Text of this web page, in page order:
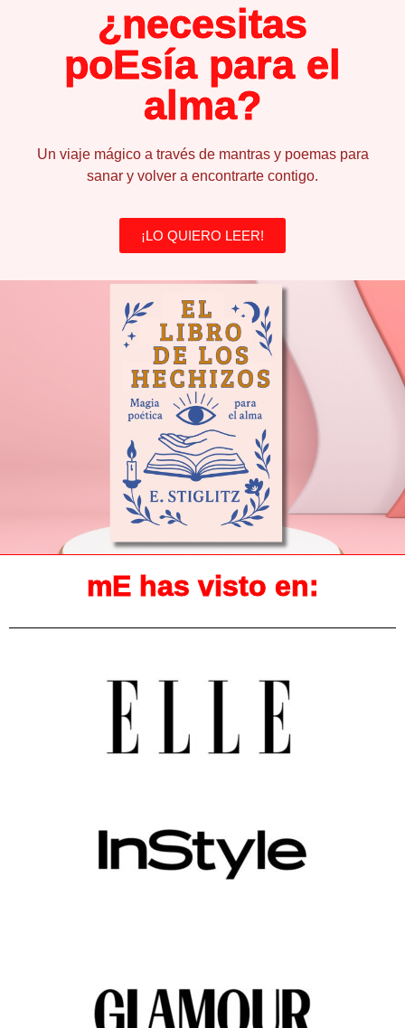
¿necesitas
poEsía para el
alma?
Un viaje mágico a través de mantras y poemas para
sanar y volver a encontrarte contigo.
¡LO QUIERO LEER!
mE has visto en: